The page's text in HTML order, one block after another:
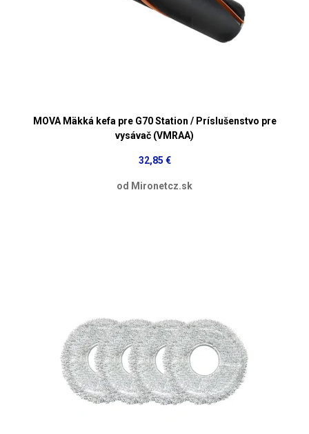
MOVA Mäkká kefa pre G70 Station / Príslušenstvo pre
vysávač (VMRAA)
32,85 €
od Mironetcz.sk